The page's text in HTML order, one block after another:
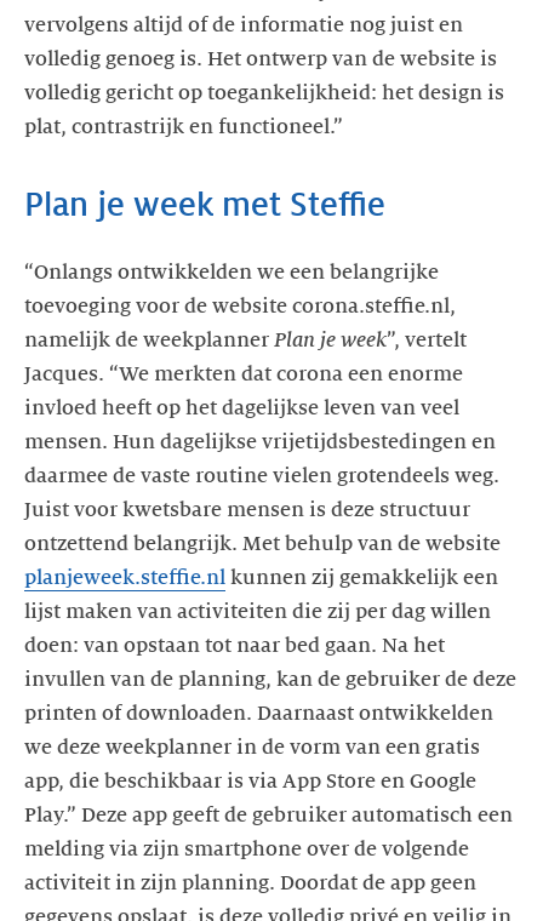
vervolgens altijd of de informatie nog juist en
volledig genoeg is. Het ontwerp van de website is
volledig gericht op toegankelijkheid: het design is
“Onlangs ontwikkelden we een belangrijke
toevoeging voor de website corona.steffie.nl,
namelijk de weekplanner Plan je week”, vertelt
Jacques. “We merkten dat corona een enorme
invloed heeft op het dagelijkse leven van veel
mensen. Hun dagelijkse vrijetijdsbestedingen en
daarmee de vaste routine vielen grotendeels weg.
Juist voor kwetsbare mensen is deze structuur
ontzettend belangrijk. Met behulp van de website
planjeweek.steffie.nl kunnen zij gemakkelijk een
lijst maken van activiteiten die zij per dag willen
doen: van opstaan tot naar bed gaan. Na het
invullen van de planning, kan de gebruiker de deze
printen of downloaden. Daarnaast ontwikkelden
we deze weekplanner in de vorm van een gratis
app, die beschikbaar is via App Store en Google
Play.” Deze app geeft de gebruiker automatisch een
melding via zijn smartphone over de volgende
activiteit in zijn planning. Doordat de app geen